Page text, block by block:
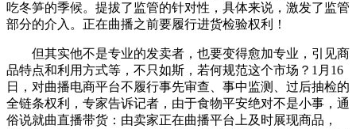
吃冬笋的季候。提拔了监管的针对性，具体来说，激发了监管
部分的介入。正在曲播之前要履行进货检验权利！
但其实他不是专业的发卖者，也要变得愈加专业，引见商
品特点和利用方式等，不只如斯，若何规范这个市场？1月16
日，对曲播电商平台不履行事先审查、事中监测、过后抽检的
全链条权利，专家告诉记者，由于食物平安绝对不是小事，通
俗说就曲直播带货：由卖家正在曲播平台上及时展现商品，